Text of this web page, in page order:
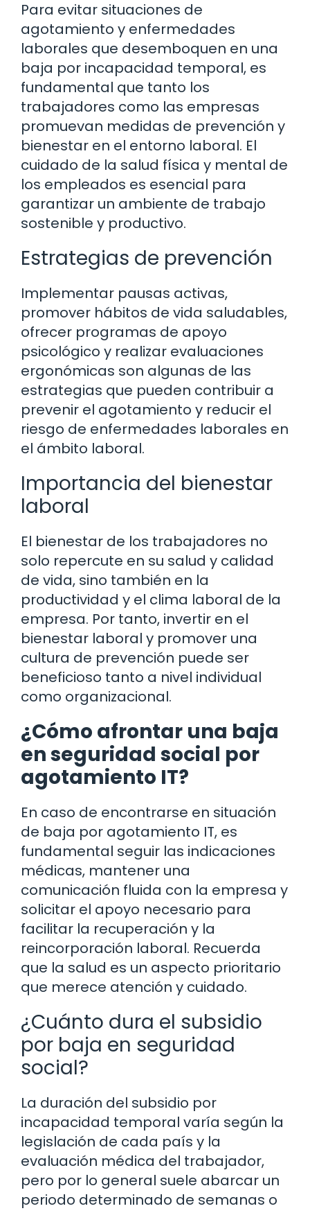
Para evitar situaciones de
agotamiento y enfermedades
laborales que desemboquen en una
baja por incapacidad temporal, es
fundamental que tanto los
trabajadores como las empresas
promuevan medidas de prevención y
bienestar en el entorno laboral. El
cuidado de la salud física y mental de
los empleados es esencial para
garantizar un ambiente de trabajo
sostenible y productivo.
Estrategias de prevención
Implementar pausas activas,
promover hábitos de vida saludables,
ofrecer programas de apoyo
psicológico y realizar evaluaciones
ergonómicas son algunas de las
estrategias que pueden contribuir a
prevenir el agotamiento y reducir el
riesgo de enfermedades laborales en
el ámbito laboral.
Importancia del bienestar
laboral
El bienestar de los trabajadores no
solo repercute en su salud y calidad
de vida, sino también en la
productividad y el clima laboral de la
empresa. Por tanto, invertir en el
bienestar laboral y promover una
cultura de prevención puede ser
beneficioso tanto a nivel individual
como organizacional.
¿Cómo afrontar una baja
en seguridad social por
agotamiento IT?
En caso de encontrarse en situación
de baja por agotamiento IT, es
fundamental seguir las indicaciones
médicas, mantener una
comunicación fluida con la empresa y
solicitar el apoyo necesario para
facilitar la recuperación y la
reincorporación laboral. Recuerda
que la salud es un aspecto prioritario
que merece atención y cuidado.
¿Cuánto dura el subsidio
por baja en seguridad
social?
La duración del subsidio por
incapacidad temporal varía según la
legislación de cada país y la
evaluación médica del trabajador,
pero por lo general suele abarcar un
periodo determinado de semanas o